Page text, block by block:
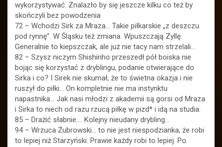
wykorzystywać. Znalazło by się jeszcze kilku co też by
skończyli bez powodzenia
72 – Wchodzi Sirk za Mraza… Takie piłkarskie „z deszczu
pod rynnę”. W Śląsku też zmiana. Wpuszczają Zyllę.
Generalnie to kiepszczak, ale już nie tacy nam strzelali…
82 – Szysz niczym Shishinho przeszedł pół boiska nie
bojąc się korzystać z dryblingu, podanie otwierające do
Sirka i co? I Sirek nie skumał, że to świetna okazja i nie
ruszył do piłki… On kompletnie nie ma instynktu
napastnika… Jak nasi młodzi z akademii są gorsi od Mraza
i Sirka to niech od razu rzucą piłkę w pizd* i idą na studia.
85 – Drażić słabnie…. Kolejny nieudany drybling…
94 – Wrzuca Żubrowski… to nie jest niespodzianka, że robi
to lepiej niż Starzyński. Prawie każdy robi to lepiej. Po